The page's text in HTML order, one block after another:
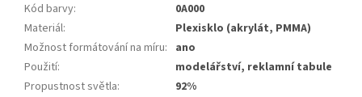
Kód barvy:
0A000
Materiál:
Plexisklo (akrylát, PMMA)
Možnost formátování na míru: ano
Použití:
modelářství, reklamní tabule
Propustnost světla:
92%